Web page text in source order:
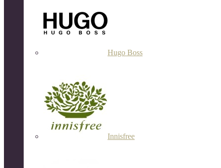
Hugo Boss
Innisfree